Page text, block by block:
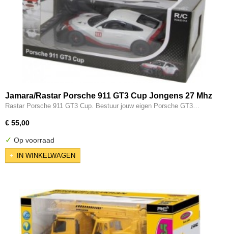
Jamara/Rastar Porsche 911 GT3 Cup Jongens 27 Mhz
1:14 Wit
Rastar Porsche 911 GT3 Cup. Bestuur jouw eigen Porsche GT3…
€ 55,00
✓ Op voorraad
IN WINKELWAGEN